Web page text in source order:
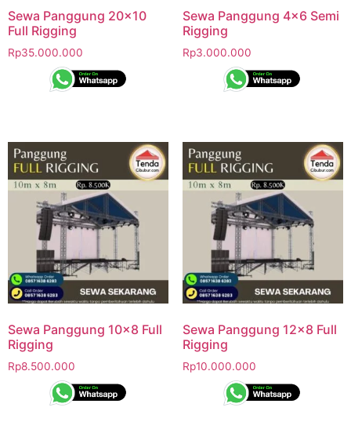
Sewa Panggung 20×10
Full Rigging
Rp35.000.000
Sewa Panggung 4×6 Semi
Rigging
Rp3.000.000
Sewa Panggung 10×8 Full
Rigging
Rp8.500.000
Sewa Panggung 12×8 Full
Rigging
Rp10.000.000